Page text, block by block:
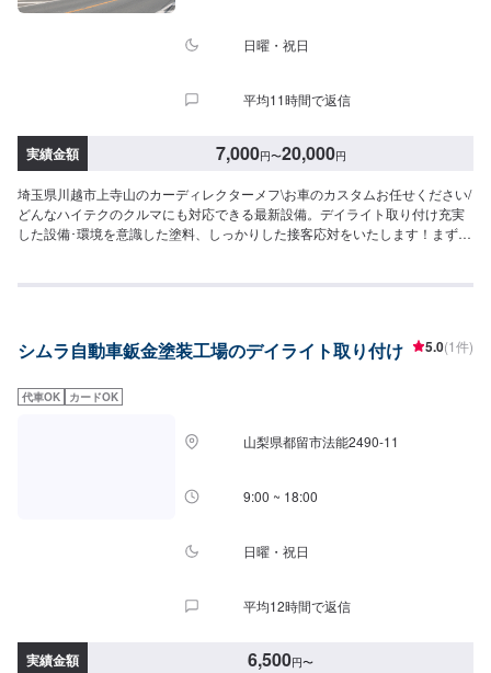
日曜・祝日
平均11時間で返信
実績金額 7,000円〜20,000円
埼玉県川越市上寺山のカーディレクターメフ\お車のカスタムお任せください/
どんなハイテクのクルマにも対応できる最新設備。デイライト取り付け充実
した設備･環境を意識した塗料、しっかりした接客応対をいたします！まずは
ァー備考欄にご記載ください。【代車について】作業中は代車の貸し出しが
シムラ自動車鈑金塗装工場のデイライト取り付け 5.0(1件)
代車OK カードOK
山梨県都留市法能2490-11
9:00 ~ 18:00
日曜・祝日
平均12時間で返信
実績金額 6,500円〜